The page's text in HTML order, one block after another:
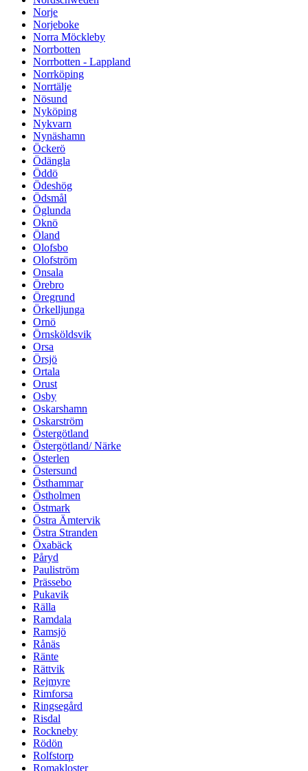
Norje
Norjeboke
Norra Möckleby
Norrbotten
Norrbotten - Lappland
Norrköping
Norrtälje
Nösund
Nyköping
Nykvarn
Nynäshamn
Öckerö
Ödängla
Öddö
Ödeshög
Ödsmål
Öglunda
Oknö
Öland
Olofsbo
Olofström
Onsala
Örebro
Öregrund
Örkelljunga
Ornö
Örnsköldsvik
Orsa
Örsjö
Ortala
Orust
Osby
Oskarshamn
Oskarström
Östergötland
Östergötland/ Närke
Österlen
Östersund
Östhammar
Östholmen
Östmark
Östra Ämtervik
Östra Stranden
Öxabäck
Påryd
Pauliström
Prässebo
Pukavik
Rälla
Ramdala
Ramsjö
Rånäs
Ränte
Rättvik
Rejmyre
Rimforsa
Ringsegård
Risdal
Rockneby
Rödön
Rolfstorp
Romakloster